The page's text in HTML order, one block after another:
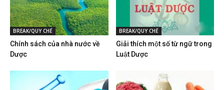
BREAK/QUY CHẾ
Chính sách của nhà nước về
Dược
BREAK/QUY CHẾ
Giải thích một số từ ngữ trong
Luật Dược